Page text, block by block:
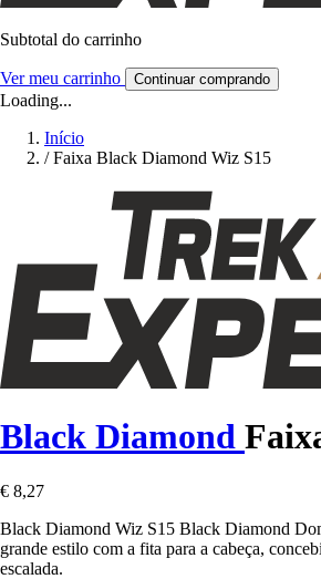
Subtotal do carrinho
Ver meu carrinho Continuar comprando
Loading...
Início
/ Faixa Black Diamond Wiz S15
Black Diamond
€ 8,27
Black Diamond Wiz S15 Black Diamond
grande estilo com a fita para a cabeça,
escalada.